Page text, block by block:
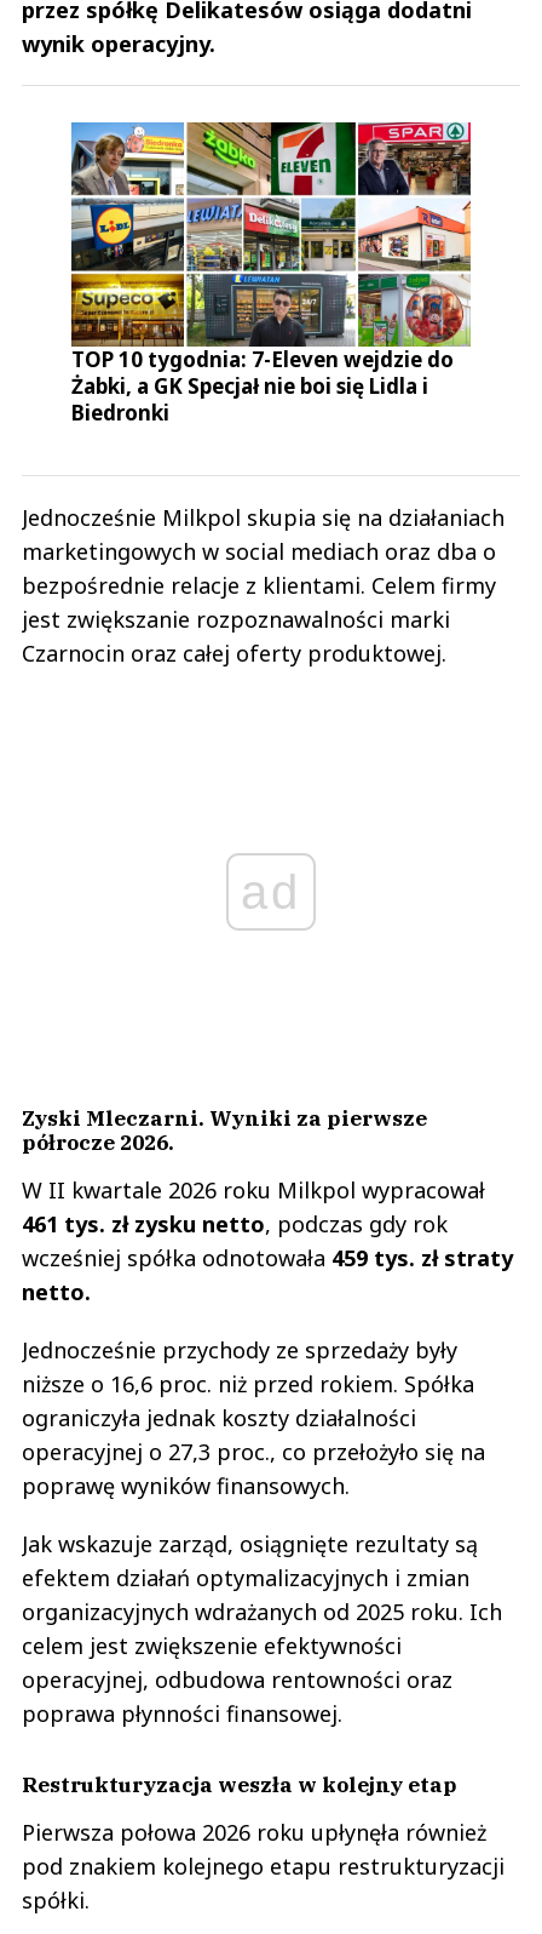
przez spółkę Delikatesów osiąga dodatni
wynik operacyjny.
TOP 10 tygodnia: 7-Eleven wejdzie do
Żabki, a GK Specjał nie boi się Lidla i
Biedronki
Jednocześnie Milkpol skupia się na działaniach
marketingowych w social mediach oraz dba o
bezpośrednie relacje z klientami. Celem firmy
jest zwiększanie rozpoznawalności marki
Czarnocin oraz całej oferty produktowej.
ad
Zyski Mleczarni. Wyniki za pierwsze
półrocze 2026.
W II kwartale 2026 roku Milkpol wypracował
461 tys. zł zysku netto, podczas gdy rok
wcześniej spółka odnotowała 459 tys. zł straty
netto.
Jednocześnie przychody ze sprzedaży były
niższe o 16,6 proc. niż przed rokiem. Spółka
ograniczyła jednak koszty działalności
operacyjnej o 27,3 proc., co przełożyło się na
poprawę wyników finansowych.
Jak wskazuje zarząd, osiągnięte rezultaty są
efektem działań optymalizacyjnych i zmian
organizacyjnych wdrażanych od 2025 roku. Ich
celem jest zwiększenie efektywności
operacyjnej, odbudowa rentowności oraz
poprawa płynności finansowej.
Restrukturyzacja weszła w kolejny etap
Pierwsza połowa 2026 roku upłynęła również
pod znakiem kolejnego etapu restrukturyzacji
spółki.